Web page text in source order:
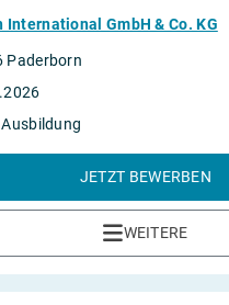
International GmbH & Co. KG
Paderborn
Ausbildung
JETZT BEWERBEN
WEITERE